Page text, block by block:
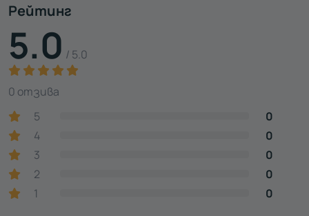
Рейтинг
5.0 / 5.0
0 отзива
5
0
4
0
3
0
2
0
1
0